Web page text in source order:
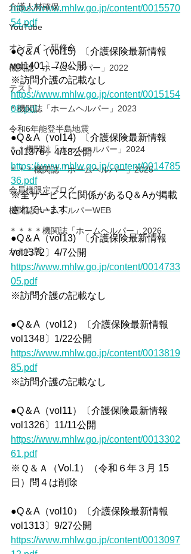
介護人材確保
YouTube
オンライン研修会
機関誌「ホームヘルパー」2022
テスト
＊機関誌「ホームヘルパー」2023
令和6年能登半島地震
＊＊機関誌「ホームヘルパー」2024
＊＊＊機関誌「ホームヘルパー」2025
会員様限定ブログ
機関誌ホームヘルパーWEB
＊＊＊＊機関誌「ホームヘルパー」2026
かわら版
https://www.mhlw.go.jp/content/0015570
54.pdf
●Q＆A（vol15)  〔介護保険最新情報
vol1401〕7/9公開
※訪問介護の記載なし
https://www.mhlw.go.jp/content/0015154
08.pdf
●Q＆A（vol14)  〔介護保険最新情報
vol1376〕4/18公開
https://www.mhlw.go.jp/content/0014785
36.pdf
※全サービスに関係があるQ＆Aが掲載
されています
●Q＆A（vol13)  〔介護保険最新情報
vol1372〕4/7公開
https://www.mhlw.go.jp/content/0014733
05.pdf
※訪問介護の記載なし
●Q＆A（vol12）〔介護保険最新情報
vol1348〕1/22公開
https://www.mhlw.go.jp/content/0013819
85.pdf
※訪問介護の記載なし
●Q＆A（vol11）〔介護保険最新情報
vol1326〕11/11公開
https://www.mhlw.go.jp/content/0013302
61.pdf
※Ｑ＆Ａ（Vol.1）（令和６年３月 15
日）問４は削除
●Q＆A（vol10）〔介護保険最新情報
vol1313〕9/27公開
https://www.mhlw.go.jp/content/0013097